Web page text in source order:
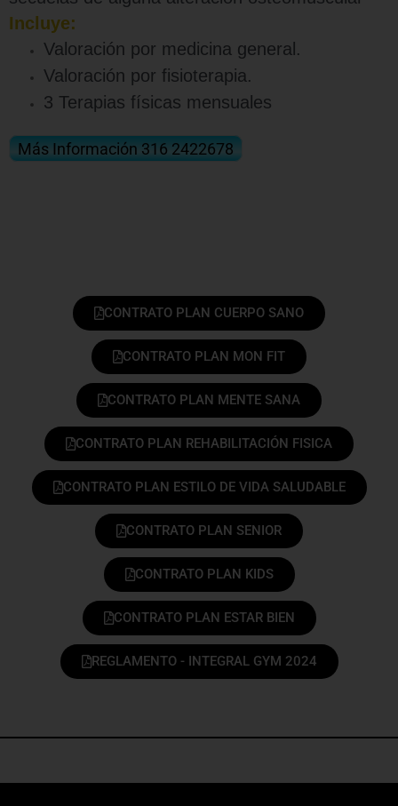
Incluye:
Valoración por medicina general.
Valoración por fisioterapia.
3 Terapias físicas mensuales
Más Información 316 2422678
CONTRATO PLAN CUERPO SANO
CONTRATO PLAN MON FIT
CONTRATO PLAN MENTE SANA
CONTRATO PLAN REHABILITACIÓN FISICA
CONTRATO PLAN ESTILO DE VIDA SALUDABLE
CONTRATO PLAN SENIOR
CONTRATO PLAN KIDS
CONTRATO PLAN ESTAR BIEN
REGLAMENTO - INTEGRAL GYM 2024